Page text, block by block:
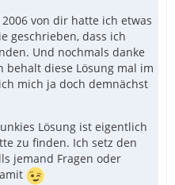
von dir hatte ich etwas
geschrieben, dass ich
Und nochmals danke
behalt diese Lösung mal im
mich ja doch demnächst
Lösung ist eigentlich
zu finden. Ich setz den
jemand Fragen oder